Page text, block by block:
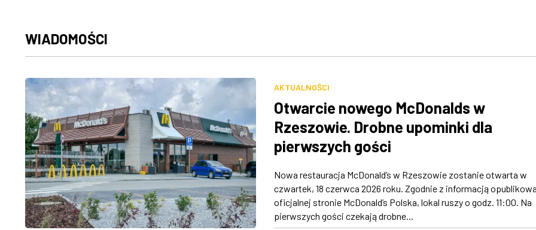
WIADOMOŚCI
AKTUALNOŚCI
Otwarcie nowego McDonalds w
Rzeszowie. Drobne upominki dla
pierwszych gości
Nowa restauracja McDonald’s w Rzeszowie zostanie otwarta w
czwartek, 18 czerwca 2026 roku. Zgodnie z informacją
oficjalnej stronie McDonald’s Polska, lokal ruszy o godz. 11:00. Na
pierwszych gości czekają drobne...